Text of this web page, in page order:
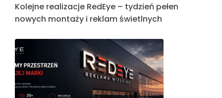
Kolejne realizacje RedEye – tydzień pełen
nowych montaży i reklam świetlnych